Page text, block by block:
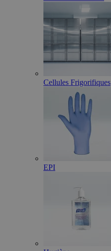
Cellules Frigorifiques
EPI